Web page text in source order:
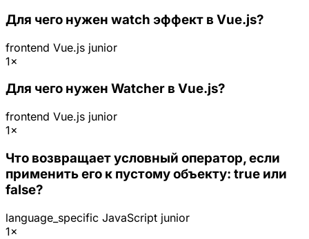
Для чего нужен watch эффект в Vue.js?
frontend Vue.js junior
1×
Для чего нужен Watcher в Vue.js?
frontend Vue.js junior
1×
Что возвращает условный оператор, если
применить его к пустому объекту: true или
false?
language_specific JavaScript junior
1×